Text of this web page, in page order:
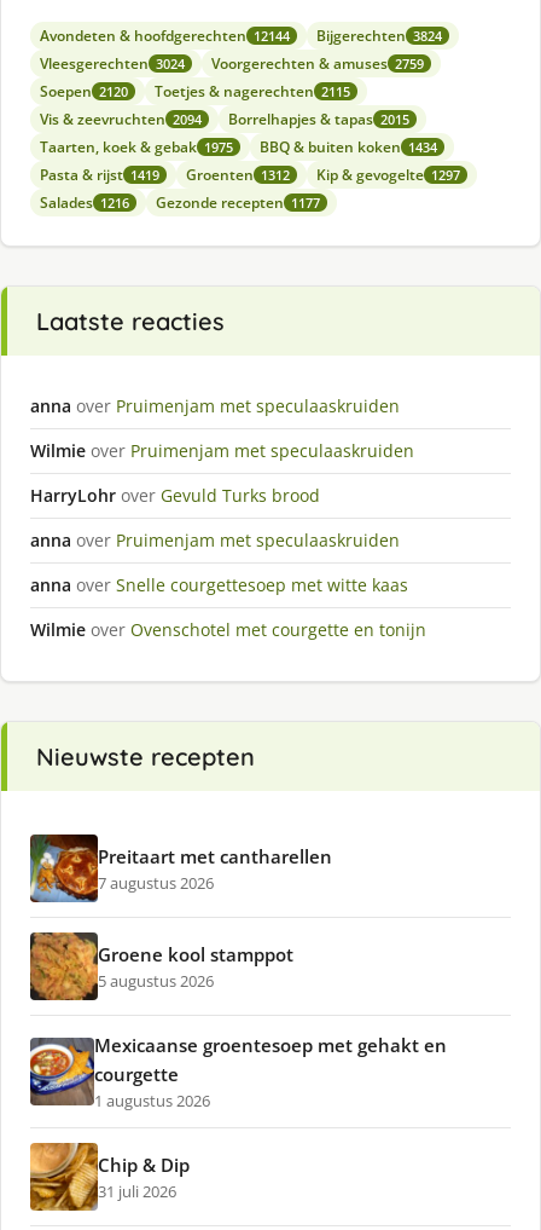
Avondeten & hoofdgerechten 12144 Bijgerechten 3824
Vleesgerechten 3024 Voorgerechten & amuses 2759
Soepen 2120 Toetjes & nagerechten 2115
Vis & zeevruchten 2094 Borrelhapjes & tapas 2015
Taarten, koek & gebak 1975 BBQ & buiten koken 1434
Pasta & rijst 1419 Groenten 1312 Kip & gevogelte 1297
Salades 1216 Gezonde recepten 1177
Laatste reacties
anna over Pruimenjam met speculaaskruiden
Wilmie over Pruimenjam met speculaaskruiden
HarryLohr over Gevuld Turks brood
anna over Pruimenjam met speculaaskruiden
anna over Snelle courgettesoep met witte kaas
Wilmie over Ovenschotel met courgette en tonijn
Nieuwste recepten
Preitaart met cantharellen
7 augustus 2026
Groene kool stamppot
5 augustus 2026
Mexicaanse groentesoep met gehakt en
courgette
1 augustus 2026
Chip & Dip
31 juli 2026